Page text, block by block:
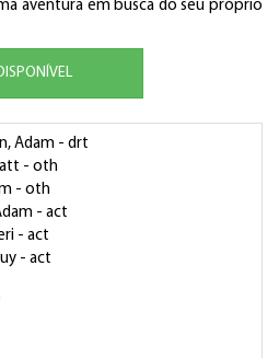
aventura em busca do seu próprio
Adam - drt
- oth
- oth
- act
- act
- act